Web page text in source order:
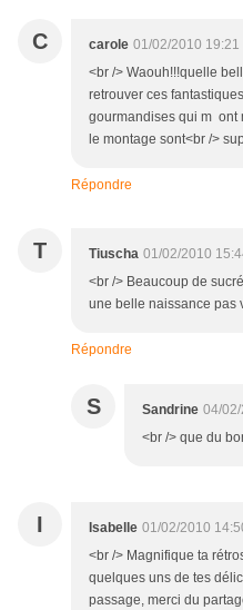
C carole 01/02/2010 19:21
<br /> Waouh!!!quelle
retrouver ces
gourmandises qui m ont
le montage sont<br />
Répondre
T Tiuscha 01/02/2010
<br /> Beaucoup de
une belle naissance pas
Répondre
S Sandrine 04/
<br /> que du
I Isabelle 01/02/2010
<br /> Magnifique ta
quelques uns de tes
passage, merci du